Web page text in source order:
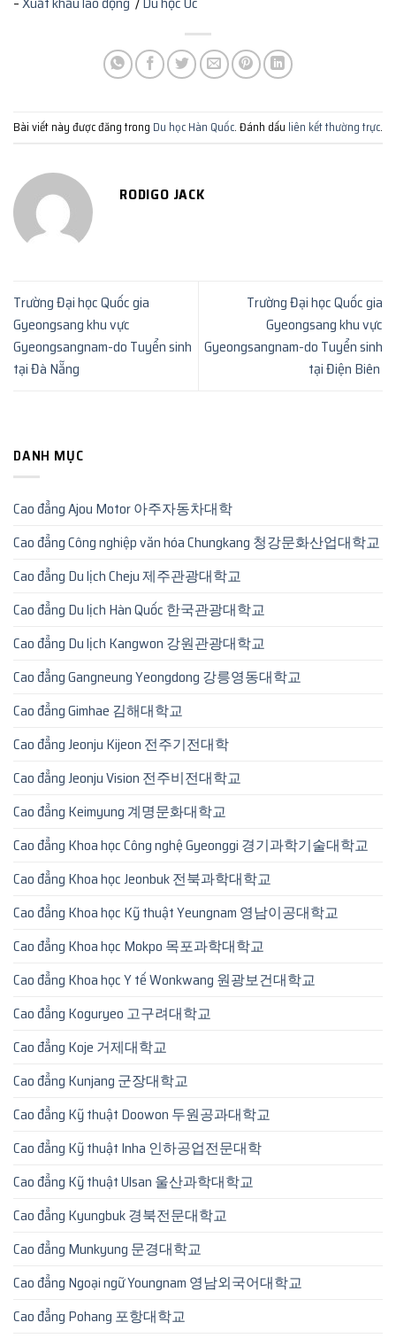
Bài viết này được đăng trong Du học Hàn Quốc. Đánh dấu liên kết thường trực.
RODIGO JACK
Trường Đại học Quốc gia
Gyeongsang khu vực
Gyeongsangnam-do Tuyển sinh
tại Đà Nẵng
Trường Đại học Quốc gia
Gyeongsang khu vực
Gyeongsangnam-do Tuyển sinh
tại Điện Biên
DANH MỤC
Cao đẳng Ajou Motor 아주자동차대학
Cao đẳng Công nghiệp văn hóa Chungkang 청강문화산업대학교
Cao đẳng Du lịch Cheju 제주관광대학교
Cao đẳng Du lịch Hàn Quốc 한국관광대학교
Cao đẳng Du lịch Kangwon 강원관광대학교
Cao đẳng Gangneung Yeongdong 강릉영동대학교
Cao đẳng Gimhae 김해대학교
Cao đẳng Jeonju Kijeon 전주기전대학
Cao đẳng Jeonju Vision 전주비전대학교
Cao đẳng Keimyung 계명문화대학교
Cao đẳng Khoa học Công nghệ Gyeonggi 경기과학기술대학교
Cao đẳng Khoa học Jeonbuk 전북과학대학교
Cao đẳng Khoa học Kỹ thuật Yeungnam 영남이공대학교
Cao đẳng Khoa học Mokpo 목포과학대학교
Cao đẳng Khoa học Y tế Wonkwang 원광보건대학교
Cao đẳng Koguryeo 고구려대학교
Cao đẳng Koje 거제대학교
Cao đẳng Kunjang 군장대학교
Cao đẳng Kỹ thuật Doowon 두원공과대학교
Cao đẳng Kỹ thuật Inha 인하공업전문대학
Cao đẳng Kỹ thuật Ulsan 울산과학대학교
Cao đẳng Kyungbuk 경북전문대학교
Cao đẳng Munkyung 문경대학교
Cao đẳng Ngoại ngữ Youngnam 영남외국어대학교
Cao đẳng Pohang 포항대학교